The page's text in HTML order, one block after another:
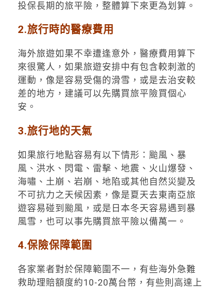
投保長期的旅平險，整體算下來更為划算。
2.旅行時的醫療費用
海外旅遊如果不幸遭逢意外，醫療費用算下
來很驚人，如果旅遊安排中有包含較刺激的
運動，像是容易受傷的滑雪，或是去治安較
差的地方，建議可以先購買旅平險買個心
安。
3.旅行地的天氣
如果旅行地點容易有以下情形：颱風、暴
風、洪水、閃電、雷擊、地震、火山爆發、
海嘯、土崩、岩崩、地陷或其他自然災變及
不可抗力之天候因素，像是夏天去東南亞旅
遊容易碰到颱風，或是日本冬天容易遇到暴
風雪，也可以事先購買旅平險以備萬一。
4.保險保障範圍
各家業者對於保障範圍不一，有些海外急難
救助理賠額度約10-20萬台幣，有些則高達上